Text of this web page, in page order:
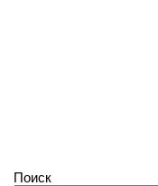
Поиск